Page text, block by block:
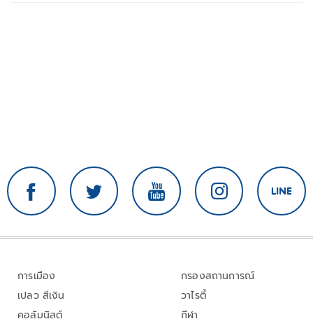
การเมือง
เปลว สีเงิน
คอลัมนิสต์
กรองสถานการณ์
วาไรตี้
กีฬา